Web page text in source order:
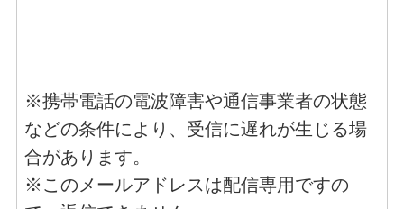
※携帯電話の電波障害や通信事業者の状態
などの条件により、受信に遅れが生じる場
合があります。
※このメールアドレスは配信専用ですの